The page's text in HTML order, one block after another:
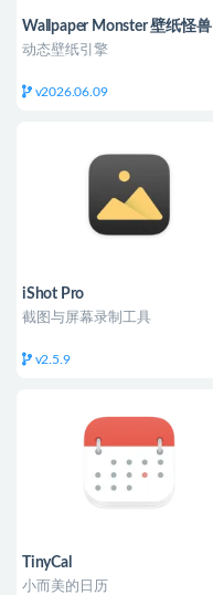
Wallpaper Monster 壁纸怪兽
动态壁纸引擎
v2026.06.09
iShot Pro
截图与屏幕录制工具
v2.5.9
TinyCal
小而美的日历